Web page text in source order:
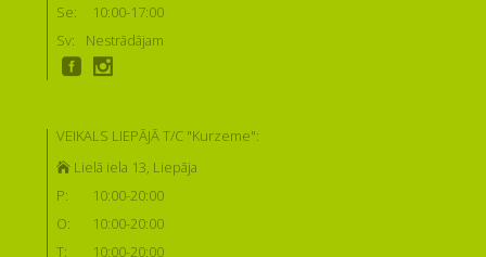
Se:
10:00-17:00
Sv:
Nestrādājam
VEIKALS LIEPĀJĀ T/C "Kurzeme":
Lielā iela 13, Liepāja
P:
10:00-20:00
O:
10:00-20:00
T:
10:00-20:00